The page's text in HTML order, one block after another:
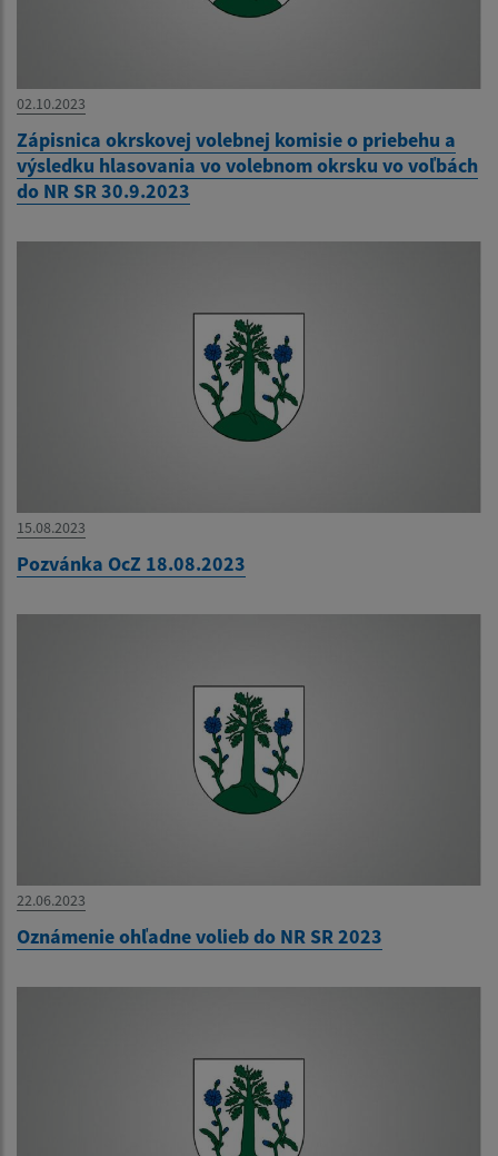
02.10.2023
Zápisnica okrskovej volebnej komisie o priebehu a
výsledku hlasovania vo volebnom okrsku vo voľbách
do NR SR 30.9.2023
15.08.2023
Pozvánka OcZ 18.08.2023
22.06.2023
Oznámenie ohľadne volieb do NR SR 2023